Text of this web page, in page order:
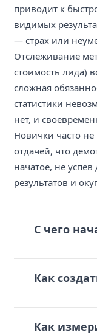
приводит к
видимых
— страх или
Отслеживание
стоимость лида)
сложная
статистики
нет, и
Новички часто
отдачей, что
начатое, не
результатов и
С чего
Как
Как